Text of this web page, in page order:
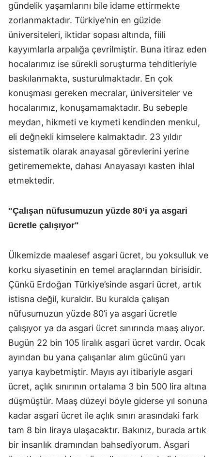
gündelik yaşamlarını bile idame ettirmekte
zorlanmaktadır. Türkiye’nin en güzide
üniversiteleri, iktidar sopası altında, fiili
kayyımlarla arpalığa çevrilmiştir. Buna itiraz eden
hocalarımız ise sürekli soruşturma tehditleriyle
baskılanmakta, susturulmaktadır. En çok
konuşması gereken mecralar, üniversiteler ve
hocalarımız, konuşamamaktadır. Bu sebeple
meydan, hikmeti ve kıymeti kendinden menkul,
eli değnekli kimselere kalmaktadır. 23 yıldır
sistematik olarak anayasal görevlerini yerine
getirememekte, dahası Anayasayı kasten ihlal
etmektedir.
"Çalışan nüfusumuzun yüzde 80’i ya asgari
ücretle çalışıyor"
Ülkemizde maalesef asgari ücret, bu yoksulluk ve
korku siyasetinin en temel araçlarından birisidir.
Çünkü Erdoğan Türkiye’sinde asgari ücret, artık
istisna değil, kuraldır. Bu kuralda çalışan
nüfusumuzun yüzde 80’i ya asgari ücretle
çalışıyor ya da asgari ücret sınırında maaş alıyor.
Bugün 22 bin 105 liralık asgari ücret vardır. Ocak
ayından bu yana çalışanlar alım gücünü yarı
yarıya kaybetmiştir. Mayıs ayı itibariyle asgari
ücret, açlık sınırının ortalama 3 bin 500 lira altına
düşmüştür. Maaş düzeyi böyle giderse yıl sonuna
kadar asgari ücret ile açlık sınırı arasındaki fark
tam 8 bin liraya ulaşacaktır. Bakınız, burada artık
bir insanlık dramından bahsediyorum. Asgari